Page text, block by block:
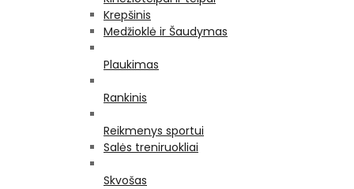
Krepšinis
Medžioklė ir Šaudymas
Plaukimas
Rankinis
Reikmenys sportui
Salės treniruokliai
Skvošas